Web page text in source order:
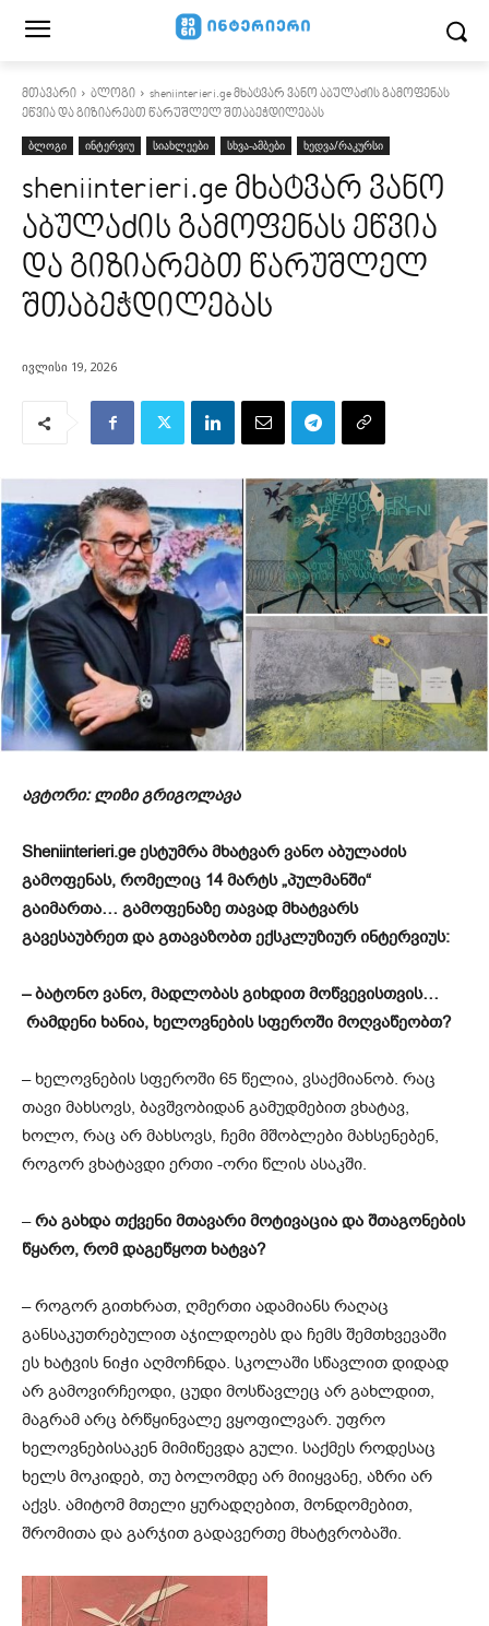
მთავარი ბლოგი
sheniinterieri.ge მხატვარ ვანო აბულაძის გამოფენას
ეწვია და გიზიარებთ წარუშლელ შთაბეჭდილებას
ბლოგი ინტერვიუ სიახლეები სხვა-ამბები ხედვა/რაკურსი
sheniinterieri.ge მხატვარ ვანო
აბულაძის გამოფენას ეწვია
და გიზიარებთ წარუშლელ
შთაბეჭდილებას
ივლისი 19, 2026
ავტორი: ლიზი გრიგოლავა
Sheniinterieri.geესტუმრა მხატვარ ვანო აბულაძის
გამოფენას, რომელიც 14 მარტს „პულმანში“
გაიმართა… გამოფენაზე თავად მხატვარს
გავესაუბრეთ და გთავაზობთ ექსკლუზიურ ინტერვიუს:
– ბატონო ვანო, მადლობას გიხდით მოწვევისთვის…
რამდენი ხანია, ხელოვნების სფეროში მოღვაწეობთ?
– ხელოვნების სფეროში 65 წელია, ვსაქმიანობ. რაც
თავი მახსოვს, ბავშვობიდან გამუდმებით ვხატავ,
ხოლო, რაც არ მახსოვს, ჩემი მშობლები მახსენებენ,
როგორ ვხატავდი ერთი -ორი წლის ასაკში.
–რა გახდა თქვენი მთავარი მოტივაცია და შთაგონების
წყარო, რომ დაგეწყოთ ხატვა?
– როგორ გითხრათ, ღმერთი ადამიანს რაღაც
განსაკუთრებულით აჯილდოებს და ჩემს შემთხვევაში
ეს ხატვის ნიჭი აღმოჩნდა. სკოლაში სწავლით დიდად
არ გამოვირჩეოდი, ცუდი მოსწავლეც არ გახლდით,
მაგრამ არც ბრწყინვალე ვყოფილვარ. უფრო
ხელოვნებისაკენ მიმიწევდა გული. საქმეს როდესაც
ხელს მოკიდებ, თუ ბოლომდე არ მიიყვანე, აზრი არ
აქვს. ამიტომ მთელი ყურადღებით, მონდომებით,
შრომითა და გარჯით გადავერთე მხატვრობაში.